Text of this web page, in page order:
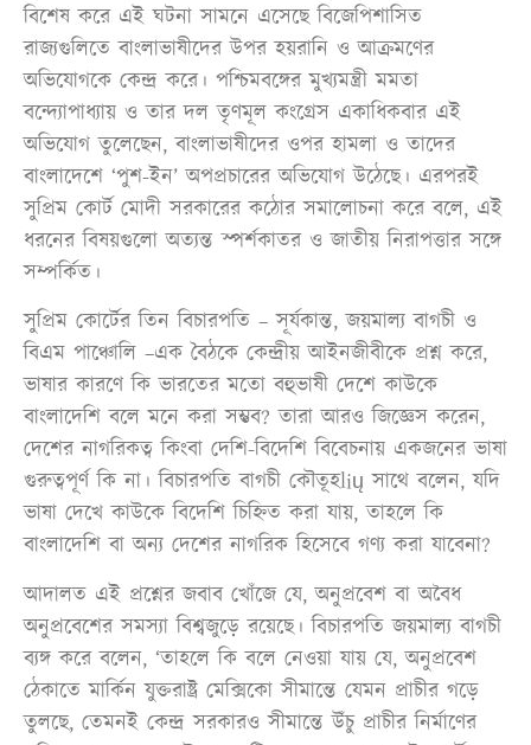
বিশেষ করে এই ঘটনা সামনে এসেছে বিজেপিশাসিত
রাজ্যগুলিতে বাংলাভাষীদের উপর হয়রানি ও আক্রমণের
অভিযোগকে কেন্দ্র করে। পশ্চিমবঙ্গের মুখ্যমন্ত্রী মমতা
বন্দ্যোপাধ্যায় ও তার দল তৃণমূল কংগ্রেস একাধিকবার এই
অভিযোগ তুলেছেন, বাংলাভাষীদের ওপর হামলা ও তাদের
বাংলাদেশে ‘পুশ-ইন’ অপপ্রচারের অভিযোগ উঠেছে। এরপরই
সুপ্রিম কোর্ট মোদী সরকারের কঠোর সমালোচনা করে বলে, এই
ধরনের বিষয়গুলো অত্যন্ত স্পর্শকাতর ও জাতীয় নিরাপত্তার সঙ্গে
সম্পর্কিত।
সুপ্রিম কোর্টের তিন বিচারপতি – সূর্যকান্ত, জয়মাল্য বাগচী ও
বিএম পাঞ্চোলি –এক বৈঠকে কেন্দ্রীয় আইনজীবীকে প্রশ্ন করে,
ভাষার কারণে কি ভারতের মতো বহুভাষী দেশে কাউকে
বাংলাদেশি বলে মনে করা সম্ভব? তারা আরও জিজ্ঞেস করেন,
দেশের নাগরিকত্ব কিংবা দেশি-বিদেশি বিবেচনায় একজনের ভাষা
গুরুত্বপূর্ণ কি না। বিচারপতি বাগচী কৌতূহlių সাথে বলেন, যদি
ভাষা দেখে কাউকে বিদেশি চিহ্নিত করা যায়, তাহলে কি
বাংলাদেশি বা অন্য দেশের নাগরিক হিসেবে গণ্য করা যাবেনা?
আদালত এই প্রশ্নের জবাব খোঁজে যে, অনুপ্রবেশ বা অবৈধ
অনুপ্রবেশের সমস্যা বিশ্বজুড়ে রয়েছে। বিচারপতি জয়মাল্য বাগচী
ব্যঙ্গ করে বলেন, ‘তাহলে কি বলে নেওয়া যায় যে, অনুপ্রবেশ
ঠেকাতে মার্কিন যুক্তরাষ্ট্র মেক্সিকো সীমান্তে যেমন প্রাচীর গড়ে
তুলছে, তেমনই কেন্দ্র সরকারও সীমান্তে উঁচু প্রাচীর নির্মাণের